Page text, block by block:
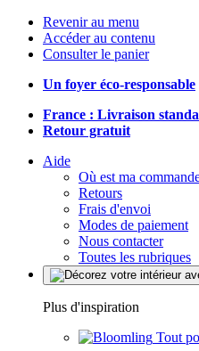
Revenir au menu
Accéder au contenu
Consulter le panier
Un foyer éco-responsable
France : Livraison
Retour gratuit
Aide
Où est ma
Retours
Frais d'envoi
Modes de paiement
Nous contacter
Toutes les rubriques
Plus d'inspiration
Tout